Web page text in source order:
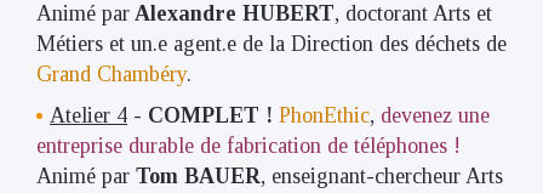
Animé par Alexandre HUBERT, doctorant Arts et
Métiers et un.e agent.e de la Direction des déchets de
Grand Chambéry.
Atelier 4 - COMPLET ! PhonEthic, devenez une
entreprise durable de fabrication de téléphones !
Animé par Tom BAUER, enseignant-chercheur Arts